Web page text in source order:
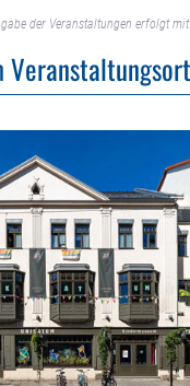
der Veranstaltungen erfolgt
Veranstaltungsort